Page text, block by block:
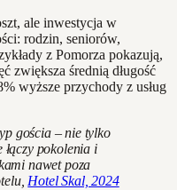
ale inwestycja w
rodzin, seniorów,
z Pomorza pokazują,
zwiększa średnią długość
wyższe przychody z usług
gościa – nie tylko
łączy pokolenia i
nawet poza
Hotel Skal, 2024